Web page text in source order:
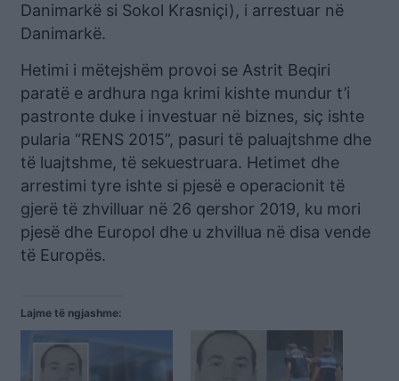
Danimarkë si Sokol Krasniçi), i arrestuar në
Danimarkë.
Hetimi i mëtejshëm provoi se Astrit Beqiri
paratë e ardhura nga krimi kishte mundur t’i
pastronte duke i investuar në biznes, siç ishte
pularia “RENS 2015”, pasuri të paluajtshme dhe
të luajtshme, të sekuestruara. Hetimet dhe
arrestimi tyre ishte si pjesë e operacionit të
gjerë të zhvilluar në 26 qershor 2019, ku mori
pjesë dhe Europol dhe u zhvillua në disa vende
të Europës.
Lajme të ngjashme: